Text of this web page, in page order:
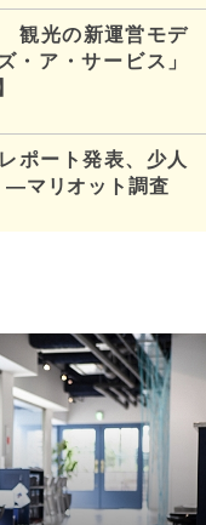
観光の新運営モデ
・ア・サービス」
ポート発表、少人
マリオット調査